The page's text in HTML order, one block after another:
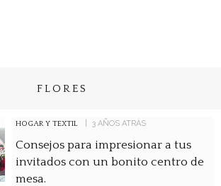
FLORES
HOGAR Y TEXTIL 3 AÑOS ATRÁS
Consejos para impresionar a tus
invitados con un bonito centro de
mesa.